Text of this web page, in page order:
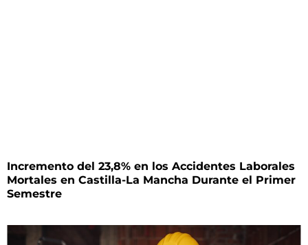
Incremento del 23,8% en los Accidentes Laborales
Mortales en Castilla-La Mancha Durante el Primer
Semestre